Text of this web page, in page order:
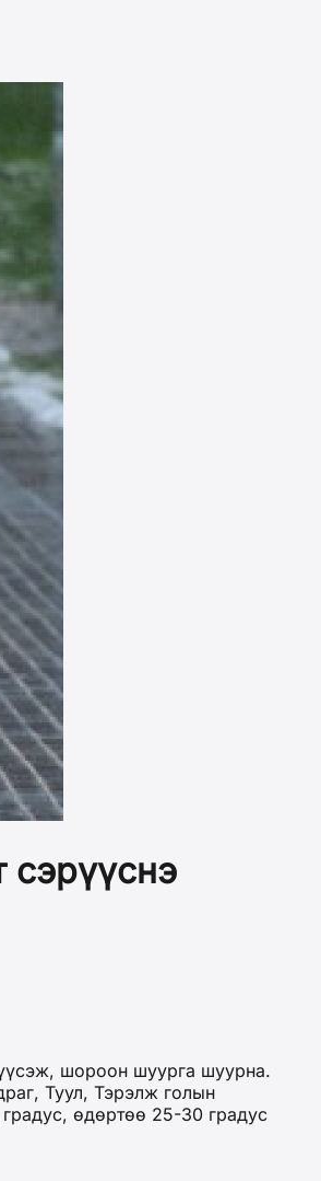
сэрүүснэ
шороон шуурга шуурна.
Туул, Тэрэлж голын
өдөртөө 25-30 градус